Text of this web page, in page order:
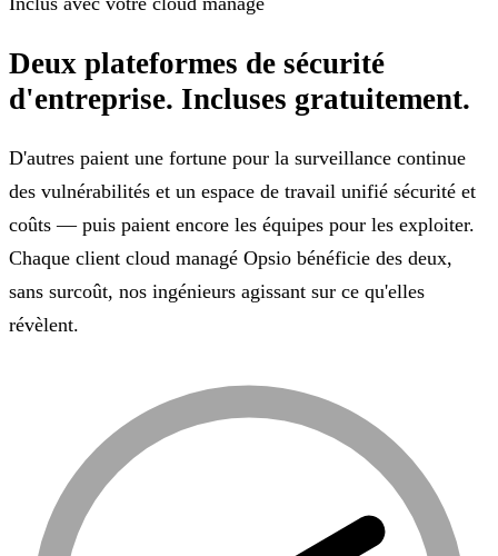
Deux plateformes de sécurité
d'entreprise. Incluses gratuitement.
D'autres paient une fortune pour la surveillance continue
des vulnérabilités et un espace de travail unifié sécurité et
coûts — puis paient encore les équipes pour les exploiter.
Chaque client cloud managé Opsio bénéficie des deux,
sans surcoût, nos ingénieurs agissant sur ce qu'elles
révèlent.